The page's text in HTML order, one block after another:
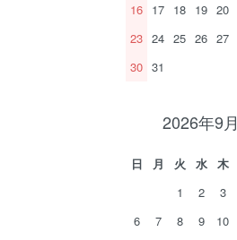
16 17 18 19 20
23 24 25 26 27
30 31
2026年9月
日 月 火 水 木
1
2 3
6
7 8 9 10